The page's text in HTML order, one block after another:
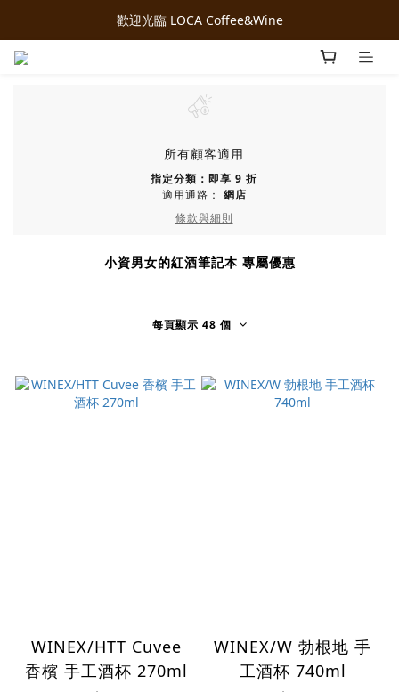
歡迎光臨 LOCA Coffee&Wine
所有顧客適用
指定分類：即享 9 折
適用通路： 網店
條款與細則
小資男女的紅酒筆記本 專屬優惠
每頁顯示 48 個
WINEX/HTT Cuvee
香檳 手工酒杯 270ml
WINEX/W 勃根地 手
工酒杯 740ml